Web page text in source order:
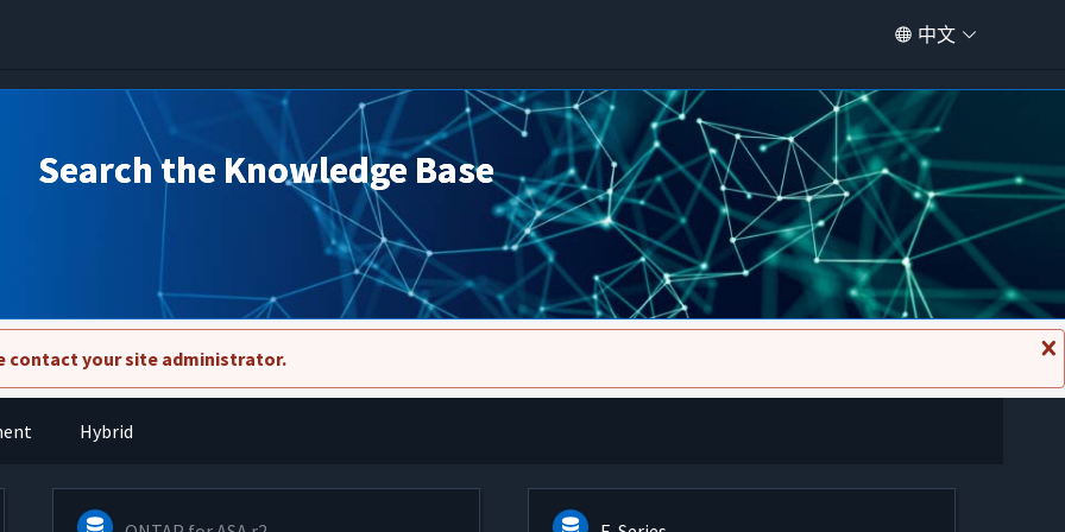
中文
Search the Knowledge Base
关
闭
contact your site administrator.
Hybrid